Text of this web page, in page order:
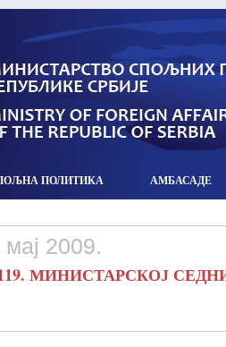
ПОЛИТИКА АМБАСАДЕ
2009.
МИНИСТАРСКОЈ